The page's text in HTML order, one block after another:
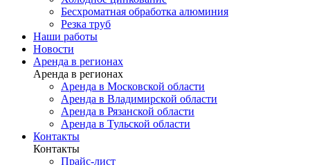
Бесхроматная обработка алюминия
Резка труб
Наши работы
Новости
Аренда в регионах
Аренда в регионах
Аренда в Московской области
Аренда в Владимирской области
Аренда в Рязанской области
Аренда в Тульской области
Контакты
Контакты
Прайс-лист